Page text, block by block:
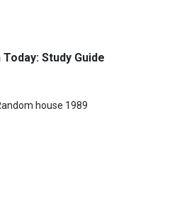
Study Guide
house 1989